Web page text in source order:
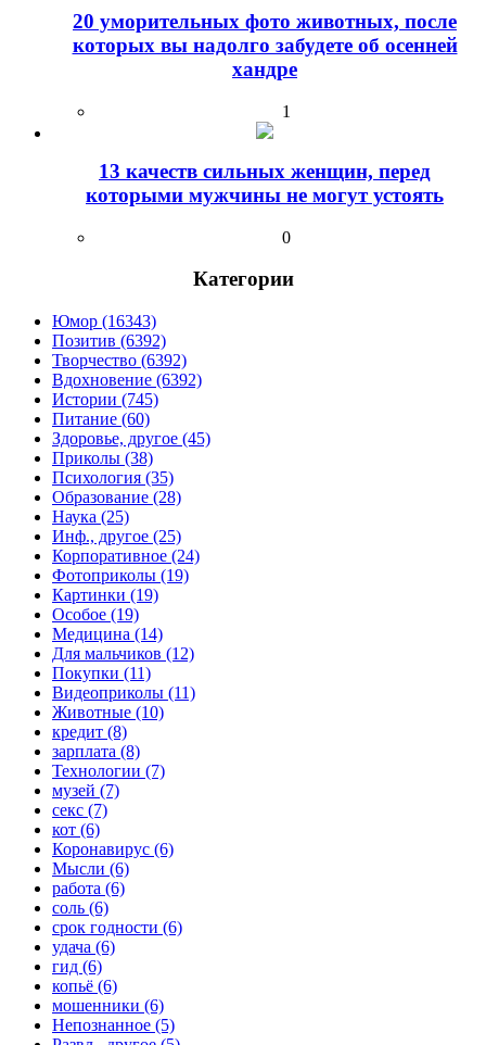
20 уморительных фото животных, после
которых вы надолго забудете об осенней
хандре
1
13 качеств сильных женщин, перед
которыми мужчины не могут устоять
0
Категории
Юмор (16343)
Позитив (6392)
Творчество (6392)
Вдохновение (6392)
Истории (745)
Питание (60)
Здоровье, другое (45)
Приколы (38)
Психология (35)
Образование (28)
Наука (25)
Инф., другое (25)
Корпоративное (24)
Фотоприколы (19)
Картинки (19)
Особое (19)
Медицина (14)
Для мальчиков (12)
Покупки (11)
Видеоприколы (11)
Животные (10)
кредит (8)
зарплата (8)
Технологии (7)
музей (7)
секс (7)
кот (6)
Коронавирус (6)
Мысли (6)
работа (6)
соль (6)
срок годности (6)
удача (6)
гид (6)
копьё (6)
мошенники (6)
Непознанное (5)